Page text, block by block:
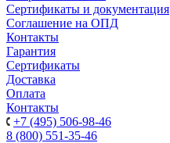
Сертификаты и документация
Соглашение на ОПД
Контакты
Гарантия
Сертификаты
Доставка
Оплата
Контакты
+7 (495) 506-98-46
8 (800) 551-35-46